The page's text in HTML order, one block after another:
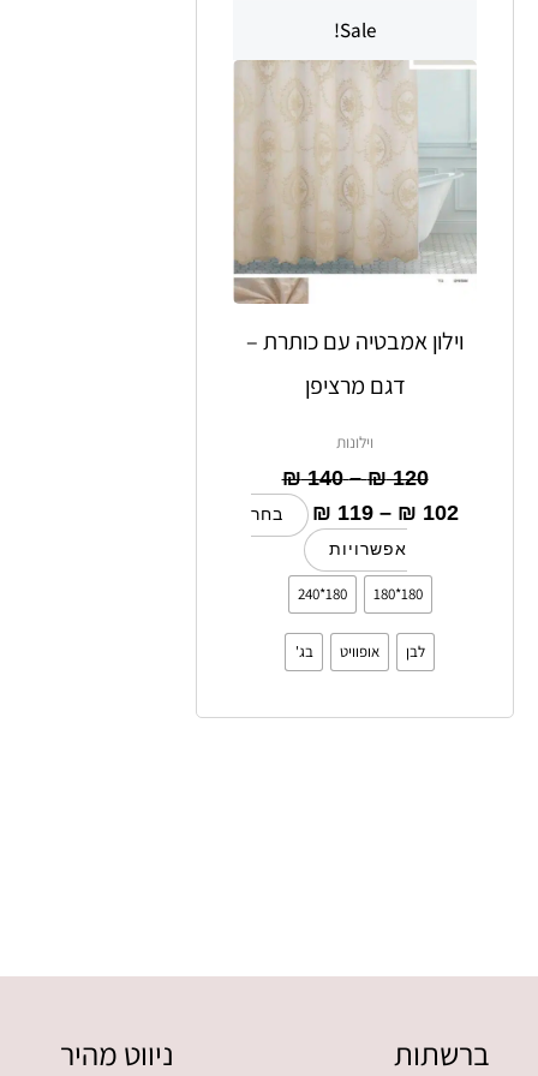
Sale!
וילון אמבטיה עם כותרת –
דגם מרציפן
וילונות
₪120
–
₪140
עד
₪ 102
–
₪ 119
עד
בחר
אפשרויות
מספר
סוגים.
לבחור
האפשרויות
בעמוד
180*180
180*240
לבן אופוויט בג'
ברשתות ניווט מהיר